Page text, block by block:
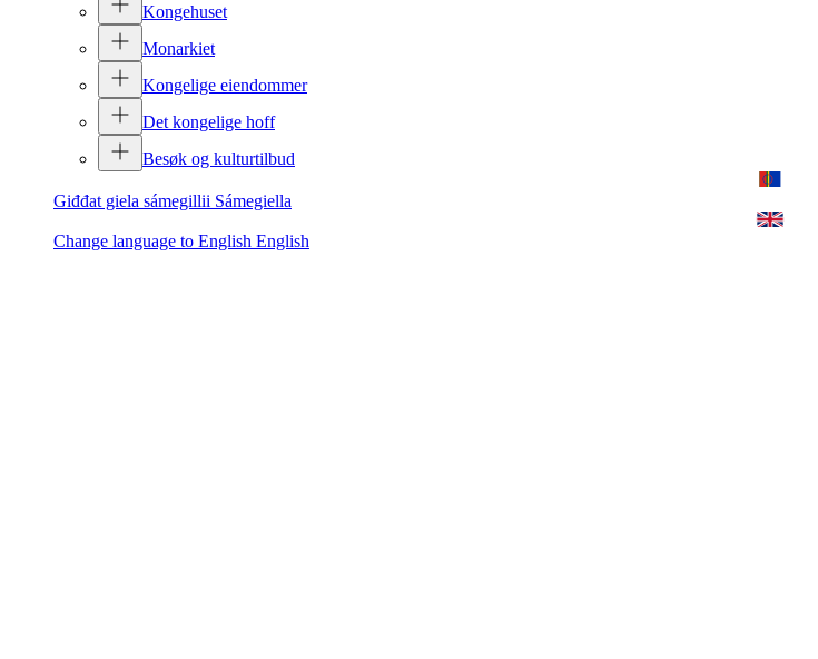
Kongehuset
Monarkiet
Kongelige eiendommer
Det kongelige hoff
Besøk og kulturtilbud
Giđđat giela sámegillii Sámegiella
Change language to English English